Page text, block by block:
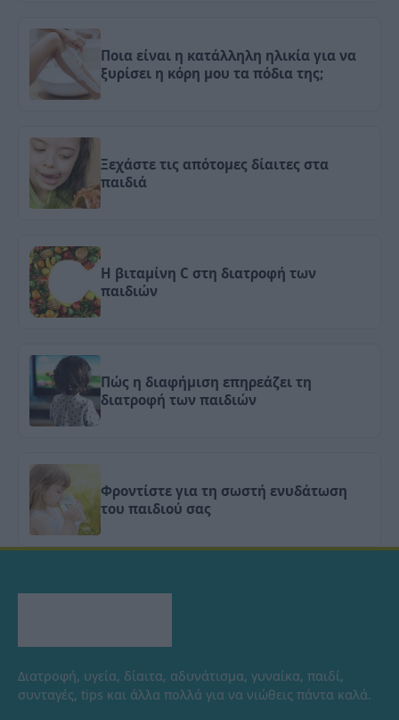
Ποια είναι η κατάλληλη ηλικία για να
ξυρίσει η κόρη μου τα πόδια της;
Ξεχάστε τις απότομες δίαιτες στα
παιδιά
Η βιταμίνη C στη διατροφή των
παιδιών
Πώς η διαφήμιση επηρεάζει τη
διατροφή των παιδιών
Φροντίστε για τη σωστή ενυδάτωση
του παιδιού σας
Διατροφή, υγεία, δίαιτα, αδυνάτισμα, γυναίκα, παιδί,
συνταγές, tips και άλλα πολλά για να νιώθεις πάντα καλά.